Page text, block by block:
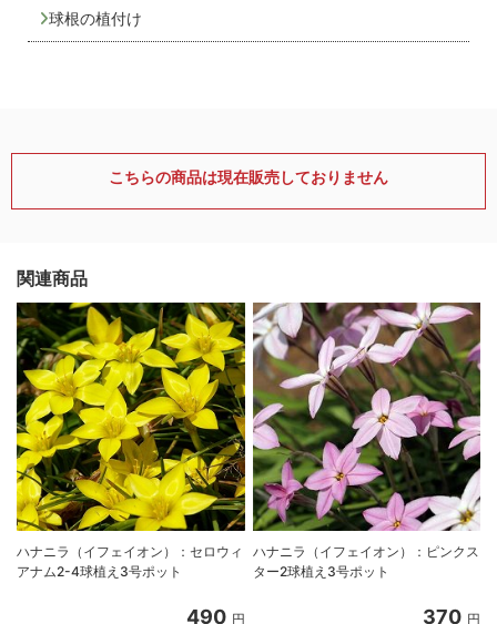
球根の植付け
こちらの商品は現在販売しておりません
関連商品
ハナニラ（イフェイオン）：セロウィ
アナム2-4球植え3号ポット
490 円
ハナニラ（イフェイオン）：ピンクス
ター2球植え3号ポット
370 円